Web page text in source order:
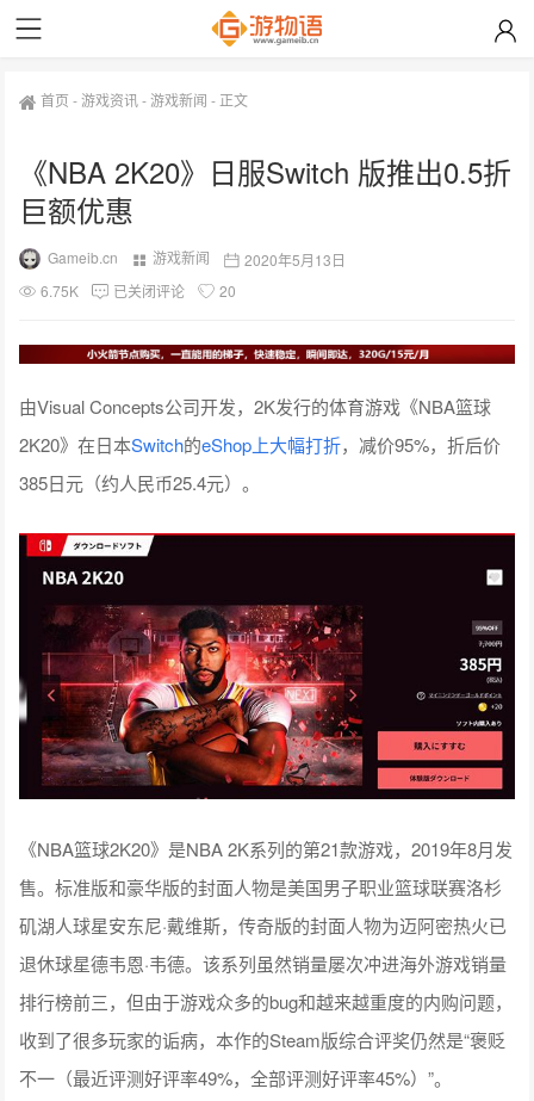
首页 -游戏资讯-游戏新闻 - 正文
《NBA 2K20》日服Switch 版推出0.5折
巨额优惠
Gameib.cn 游戏新闻
2020年5月13日
6.75K
已关闭评论 20
由Visual Concepts公司开发，2K发行的体育游戏《NBA篮球
2K20》在日本Switch的eShop上大幅打折，减价95%，折后价
385日元（约人民币25.4元）。
《NBA篮球2K20》是NBA 2K系列的第21款游戏，2019年8月发
售。标准版和豪华版的封面人物是美国男子职业篮球联赛洛杉
矶湖人球星安东尼·戴维斯，传奇版的封面人物为迈阿密热火已
退休球星德韦恩·韦德。该系列虽然销量屡次冲进海外游戏销量
排行榜前三，但由于游戏众多的bug和越来越重度的内购问题，
收到了很多玩家的诟病，本作的Steam版综合评奖仍然是“褒贬
不一（最近评测好评率49%，全部评测好评率45%）”。